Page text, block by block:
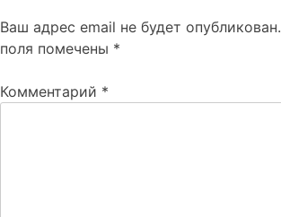
Ваш адрес email не будет опубликован.
поля помечены *
Комментарий *